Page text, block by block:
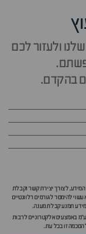
ולעזור לכם
בהקדם.
לצורך יצירת קשר וקבלת
עשוי להימסר לגורמים רלוונטיים
תמנע קבלת מענה.
באמצעים אלקטרוניים לרבות